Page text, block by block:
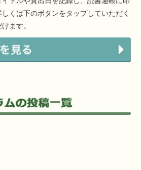
くは下のボタンをタップしていただく
ます。